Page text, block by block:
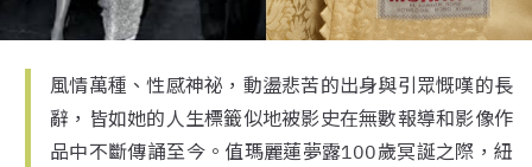
風情萬種、性感神祕，動盪悲苦的出身與引眾慨嘆的長
辭，皆如她的人生標籤似地被影史在無數報導和影像作
品中不斷傳誦至今。值瑪麗蓮夢露100歲冥誕之際，紐